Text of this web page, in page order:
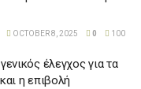
OCTOBER 8, 2025 0 100
έλεγχος για τα
η επιβολή